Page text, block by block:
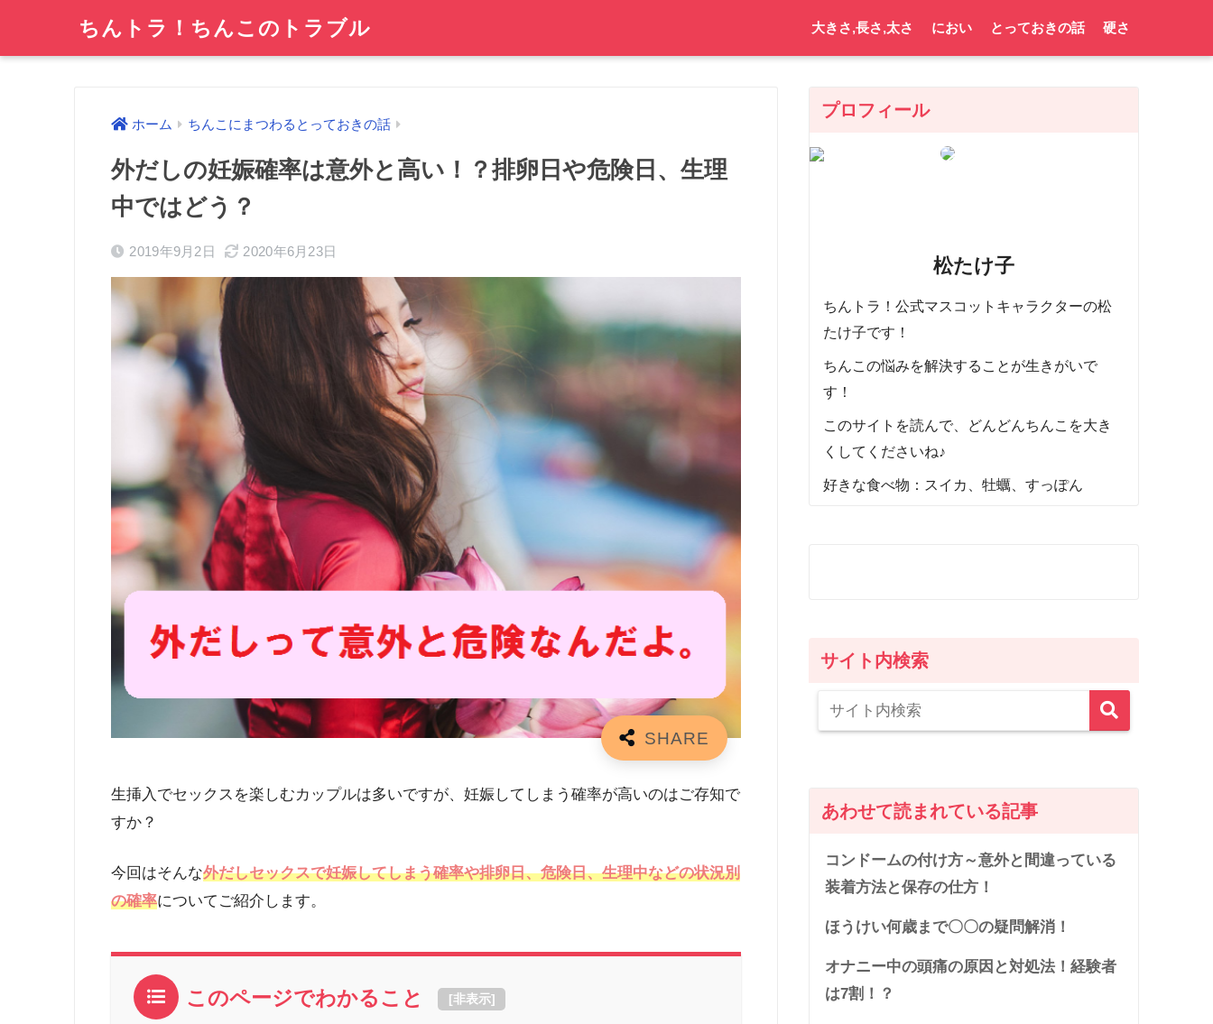
ちんトラ！ちんこのトラブル 大きさ,長さ,太さ におい とっておきの話 硬さ
ホーム ちんこにまつわるとっておきの話
外だしの妊娠確率は意外と高い！？排卵日や危険日、生理
中ではどう？
2019年9月2日 2020年6月23日
生挿入でセックスを楽しむカップルは多いですが、妊娠してしまう確率が高いのはご存知で
すか？
今回はそんな外だしセックスで妊娠してしまう確率や排卵日、危険日、生理中などの状況別
の確率についてご紹介します。
このページでわかること [非表示]
プロフィール
松たけ子
ちんトラ！公式マスコットキャラクターの松
たけ子です！
ちんこの悩みを解決することが生きがいで
す！
このサイトを読んで、どんどんちんこを大き
くしてくださいね♪
好きな食べ物：スイカ、牡蠣、すっぽん
サイト内検索
あわせて読まれている記事
コンドームの付け方～意外と間違っている
装着方法と保存の仕方！
ほうけい何歳まで〇〇の疑問解消！
オナニー中の頭痛の原因と対処法！経験者
は7割！？